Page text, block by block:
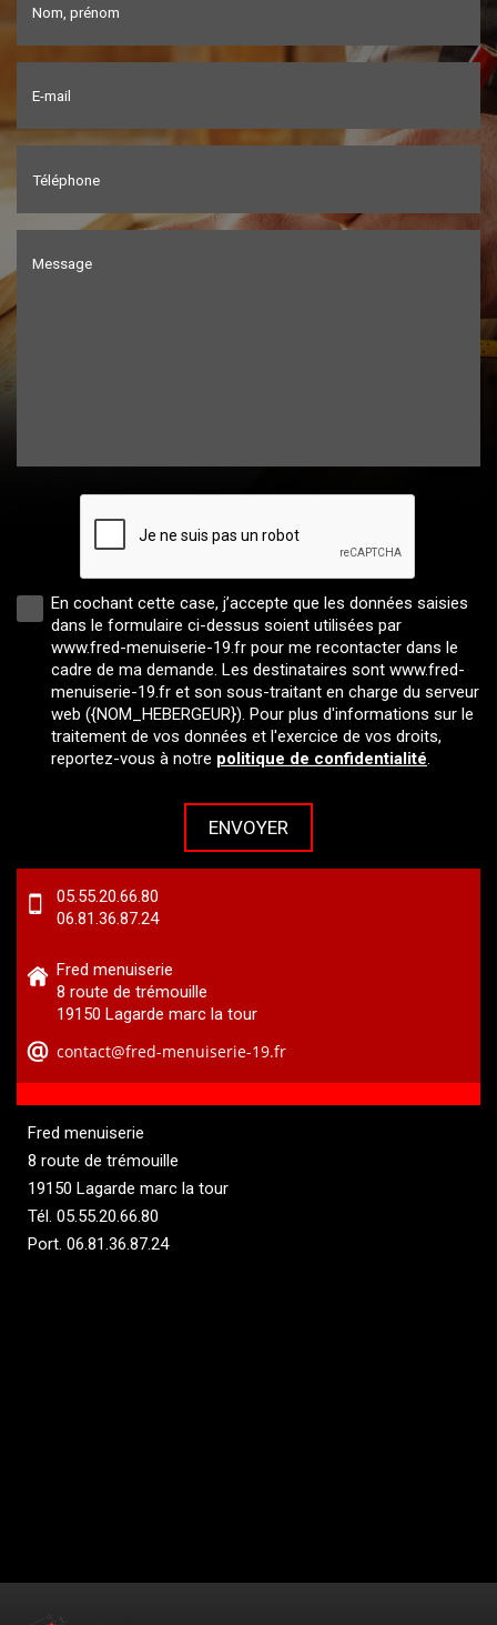
Nom, prénom
E-mail
Téléphone
Message
En cochant cette case, j’accepte que les données saisies
dans le formulaire ci-dessus soient utilisées par
www.fred-menuiserie-19.fr pour me recontacter dans le
cadre de ma demande. Les destinataires sont www.fred-
menuiserie-19.fr et son sous-traitant en charge du serveur
web ({NOM_HEBERGEUR}). Pour plus d'informations sur le
traitement de vos données et l'exercice de vos droits,
reportez-vous à notre politique de confidentialité.
05.55.20.66.80
06.81.36.87.24
Fred menuiserie
8 route de trémouille
19150 Lagarde marc la tour
Fred menuiserie
8 route de trémouille
19150 Lagarde marc la tour
Tél. 05.55.20.66.80
Port. 06.81.36.87.24